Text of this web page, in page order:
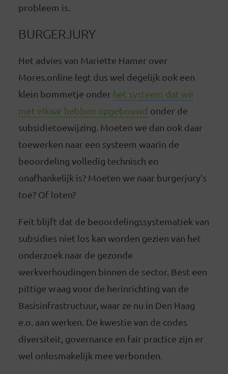
probleem is.
BURGERJURY
Het advies van Mariette Hamer over
Mores.online legt dus wel degelijk ook een
klein bommetje onder het systeem dat we
met elkaar hebben opgebouwd onder de
subsidietoewijzing. Moeten we dan ook daar
toewerken naar een systeem waarin de
beoordeling volledig technisch en
onafhankelijk is? Moeten we naar burgerjury’s
toe? Of loten?
Feit blijft dat de beoordelingssystematiek van
subsidies niet los kan worden gezien van het
onderzoek naar de gezonde
werkverhoudingen binnen de sector. Best een
pittige vraag voor de herinrichting van de
Basisinfrastructuur, waar ze nu in Den Haag
e.o. aan werken. De kwestie van de codes
diversiteit, governance en fair practice zijn er
wel onlosmakelijk mee verbonden.